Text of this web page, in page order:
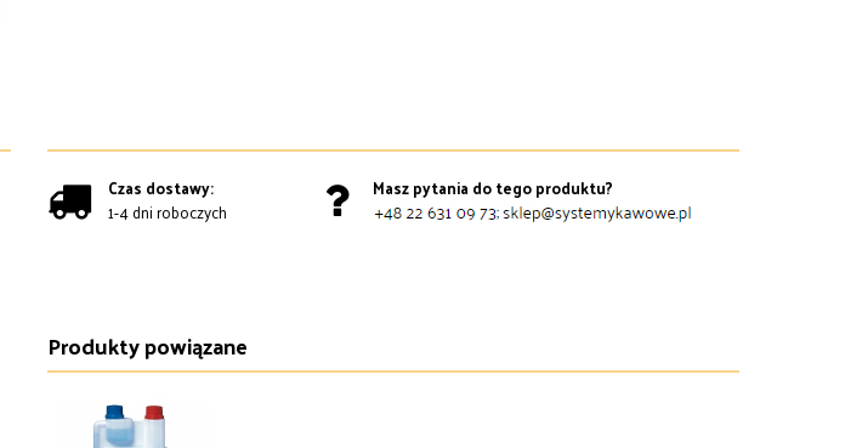
Czas dostawy:
1-4 dni roboczych
Masz pytania do tego produktu?
Produkty powiązane